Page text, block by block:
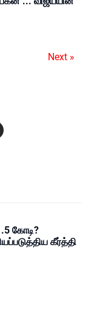
Next »
கோடி?
கீர்த்தி